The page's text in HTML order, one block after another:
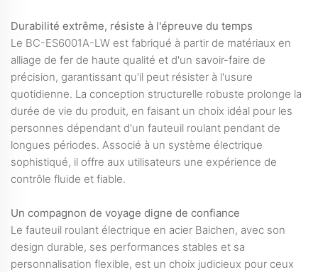
Durabilité extrême, résiste à l'épreuve du temps
Le BC-ES6001A-LW est fabriqué à partir de matériaux en
alliage de fer de haute qualité et d'un savoir-faire de
précision, garantissant qu'il peut résister à l'usure
quotidienne. La conception structurelle robuste prolonge la
durée de vie du produit, en faisant un choix idéal pour les
personnes dépendant d'un fauteuil roulant pendant de
longues périodes. Associé à un système électrique
sophistiqué, il offre aux utilisateurs une expérience de
contrôle fluide et fiable.
Un compagnon de voyage digne de confiance
Le fauteuil roulant électrique en acier Baichen, avec son
design durable, ses performances stables et sa
personnalisation flexible, est un choix judicieux pour ceux